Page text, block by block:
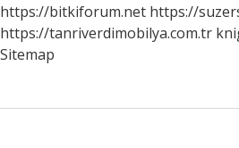
https://bitkiforum.net https://
https://tanriverdimobilya.com.tr
Sitemap